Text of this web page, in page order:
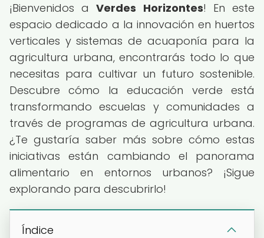
¡Bienvenidos aVerdes Horizontes! En este
espacio dedicado a la innovación en huertos
verticales y sistemas de acuaponía para la
agricultura urbana, encontrarás todo lo que
necesitas para cultivar un futuro sostenible.
Descubre cómo la educación verde está
transformando escuelas y comunidades a
través de programas de agricultura urbana.
¿Te gustaría saber más sobre cómo estas
iniciativas están cambiando el panorama
alimentario en entornos urbanos? ¡Sigue
explorando para descubrirlo!
Índice